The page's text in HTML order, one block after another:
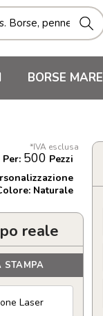
BORSE MARE
*IVA esclusa
Per: 500 Pezzi
Naturale
reale
STAMPA
Laser